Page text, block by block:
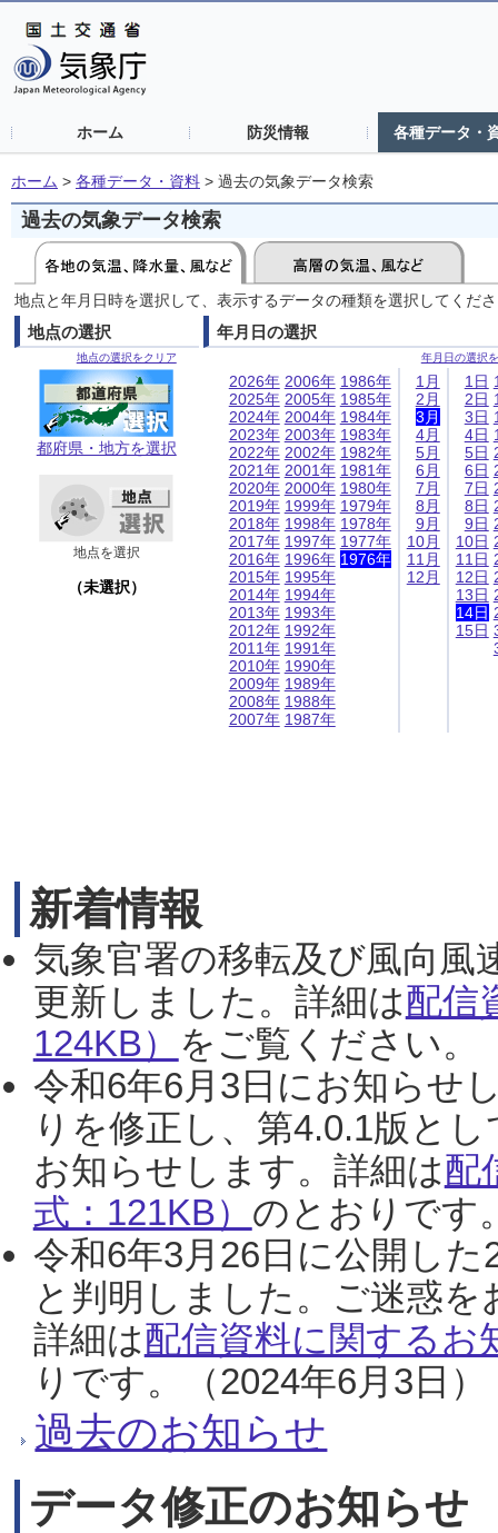
ホーム 防災情報 各種データ・
ホーム > 各種データ・資料 > 過去の気象データ検索
過去の気象データ検索
地点と年月日時を選択して、表示するデータの種類を選択してくだ
地点の選択
地点の選択をクリア
都府県・地方を選択
地点を選択
（未選択）
年月日の選択
年月日の選択
2026年
2025年
2024年
2023年
2022年
2021年
2020年
2019年
2018年
2017年
2016年
2015年
2014年
2013年
2012年
2011年
2010年
2009年
2008年
2007年
2006年
2005年
2004年
2003年
2002年
2001年
2000年
1999年
1998年
1997年
1996年
1995年
1994年
1993年
1992年
1991年
1990年
1989年
1988年
1987年
1986年
1985年
1984年
1983年
1982年
1981年
1980年
1979年
1978年
1977年
1976年
1月
2月
3月
4月
5月
6月
7月
8月
9月
10月
11月
12月
1日
2日
3日
4日
5日
6日
7日
8日
9日
10日
11日
12日
13日
14日
15日
新着情報
気象官署の移転及び風向風
更新しました。詳細は配信
124KB） をご覧ください。
令和6年6月3日にお知らせ
りを修正し、第4.0.1版と
お知らせします。詳細は配
式：121KB） のとおりです
令和6年3月26日に公開し
と判明しました。ご迷惑
詳細は配信資料に関するお
りです。（2024年6月3日）
過去のお知らせ
データ修正のお知らせ